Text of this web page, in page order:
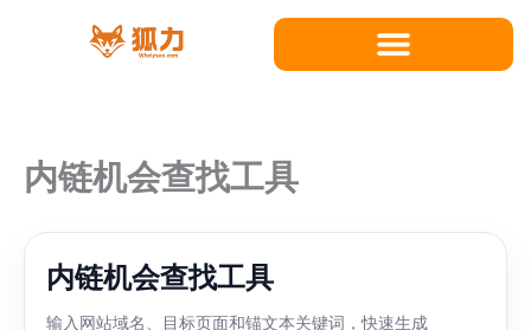
内链机会查找工具
内链机会查找工具
输入网站域名、目标页面和锚文本关键词，快速生成